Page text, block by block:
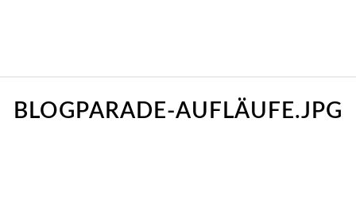
BLOGPARADE-AUFLÄUFE.JPG